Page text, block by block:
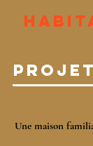
Une maison